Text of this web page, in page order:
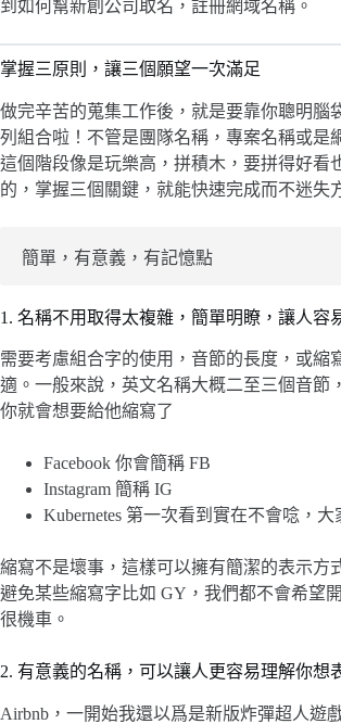
到如何幫新創公司取名，註冊網域名稱。
掌握三原則，讓三個願望一次滿足
做完辛苦的蒐集工作後，就是要靠你聰明腦
列組合啦！不管是團隊名稱，專案名稱或是
這個階段像是玩樂高，拼積木，要拼得好看
的，掌握三個關鍵，就能快速完成而不迷失
簡單，有意義，有記憶點
1. 名稱不用取得太複雜，簡單明瞭，讓人容
需要考慮組合字的使用，音節的長度，或縮
適。一般來說，英文名稱大概二至三個音節
你就會想要給他縮寫了
Facebook 你會簡稱 FB
Instagram 簡稱 IG
Kubernetes 第一次看到實在不會唸，大
縮寫不是壞事，這樣可以擁有簡潔的表示方
避免某些縮寫字比如 GY，我們都不會希望
很機車。
2. 有意義的名稱，可以讓人更容易理解你想
Airbnb，一開始我還以爲是新版炸彈超人遊